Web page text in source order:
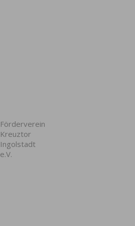
Förderverein
Kreuztor
Ingolstadt
e.V.